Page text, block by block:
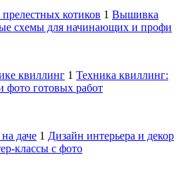
котиков 1 Вышивка
схемы для начинающих и профи
квиллинг 1 Техника квиллинг:
фото готовых работ
даче 1 Дизайн интерьера и декор
классы с фото